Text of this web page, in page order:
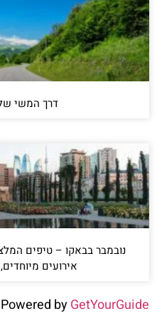
דרך המשי של
נובמבר בבאקו – טיפים
אירועים
Powered byGetYourGuide